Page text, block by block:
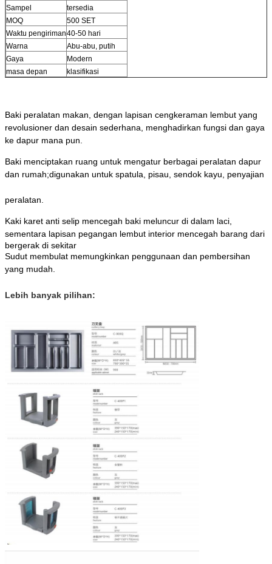
Sampel
tersedia
MOQ
500 SET
Waktu pengiriman40-50 hari
Warna
Abu-abu, putih
Gaya
Modern
masa depan
klasifikasi
Baki peralatan makan, dengan lapisan cengkeraman lembut yang
revolusioner dan desain sederhana, menghadirkan fungsi dan gaya
ke dapur mana pun.
Baki menciptakan ruang untuk mengatur berbagai peralatan dapur
dan rumah;digunakan untuk spatula, pisau, sendok kayu, penyajian
peralatan.
Kaki karet anti selip mencegah baki meluncur di dalam laci,
bergerak di sekitar
Sudut membulat memungkinkan penggunaan dan pembersihan
yang mudah.
Lebih banyak pilihan: